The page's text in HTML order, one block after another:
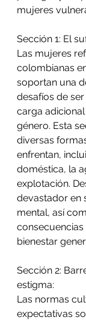
mujeres
Sección 1: El
Las mujeres
colombianas
soportan una
desafíos de
carga
género. Esta
diversas
enfrentan,
doméstica, la
explotación.
devastador en
mental, así
bienestar
Sección 2:
estigma:
Las normas
expectativas